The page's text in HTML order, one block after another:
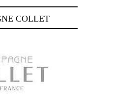
COLLET